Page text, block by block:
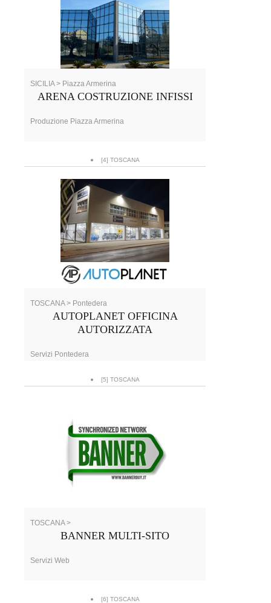
SICILIA > Piazza Armerina
ARENA COSTRUZIONE INFISSI
Produzione Piazza Armerina
[4] TOSCANA
TOSCANA > Pontedera
AUTOPLANET OFFICINA
AUTORIZZATA
Servizi Pontedera
[5] TOSCANA
TOSCANA >
BANNER MULTI-SITO
Servizi Web
[6] TOSCANA